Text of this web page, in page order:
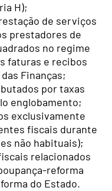
H);
de serviços
prestadores de
no regime
faturas e recibos
Finanças;
por taxas
englobamento;
exclusivamente
fiscais durante
não habituais);
relacionados
reforma
do Estado.